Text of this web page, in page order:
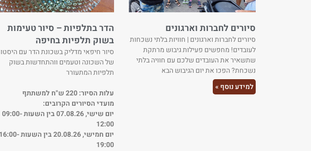
סיורים לחברות וארגונים
סיורים לחברות וארגונים | חוויות בלתי נשכחות
לעובדים! מחפשים פעילות גיבוש מרתקת
שתשאיר את העובדים שלכם עם חוויה בלתי
נשכחת? הפכו את יום הגיבוש הבא
למידע נוסף »
הדר בתלפיות – סיור טעימות
בשוק תלפיות בחיפה
סיור חיפאי מדליק בשכונת הדר עם
של השכונה וטעמים ווהתחדשות בשוק
תלפיות המתעורר
עלות הסיור: 220 ש"ח למשתתף
מועדי הסיורים הקרובים:
יום שישי, 07.08.26 בין השעות 09:00-
12:00
יום חמישי, 20.08.26 בין השעות 16:00-
19:00